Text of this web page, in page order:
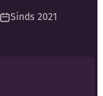
Sinds 2021